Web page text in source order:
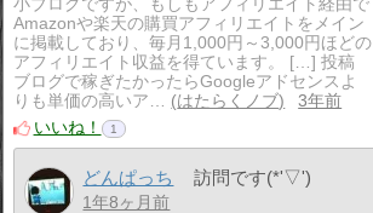
小ブログですが、もしもアフィリエイト経由で
Amazonや楽天の購買アフィリエイトをメイン
に掲載しており、毎月1,000円～3,000円ほどの
アフィリエイト収益を得ています。 […] 投稿
ブログで稼ぎたかったらGoogleアドセンスよ
りも単価の高いア…
はたらくノブ
3年前
いいね！
1
どんぱっち 訪問です(*'▽')
1年8ヶ月前